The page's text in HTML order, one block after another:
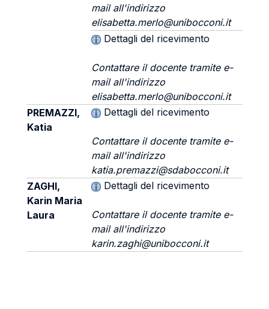
mail all'indirizzo
elisabetta.merlo@unibocconi.it
Dettagli del ricevimento
Contattare il docente tramite e-
mail all'indirizzo
elisabetta.merlo@unibocconi.it
PREMAZZI,
Katia
Dettagli del ricevimento
Contattare il docente tramite e-
mail all'indirizzo
katia.premazzi@sdabocconi.it
ZAGHI,
Karin Maria
Laura
Dettagli del ricevimento
Contattare il docente tramite e-
mail all'indirizzo
karin.zaghi@unibocconi.it